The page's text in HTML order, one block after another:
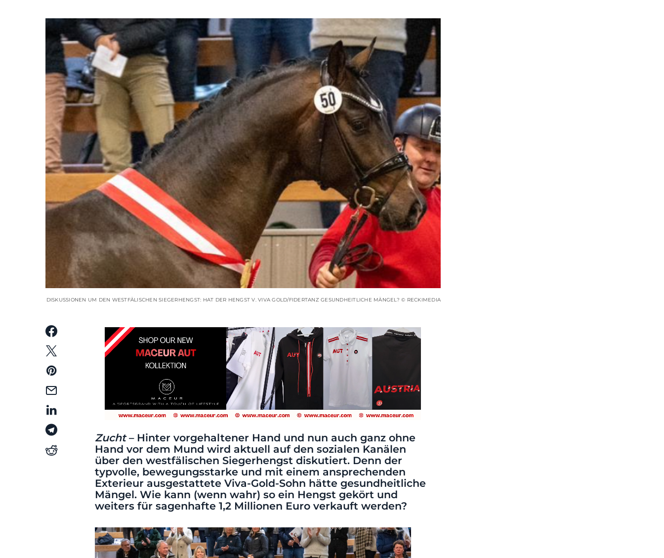
DISKUSSIONEN UM DEN WESTFÄLISCHEN SIEGERHENGST: HAT DER HENGST V. VIVA GOLD/FIDERTANZ GESUNDHEITLICHE MÄNGEL? © RECKIMEDIA
Zucht– Hinter vorgehaltener Hand und nun auch ganz ohne
Hand vor dem Mund wird aktuell auf den sozialen Kanälen
über den westfälischen Siegerhengst diskutiert. Denn der
typvolle, bewegungsstarke und mit einem ansprechenden
Exterieur ausgestattete Viva-Gold-Sohn hätte gesundheitliche
Mängel. Wie kann (wenn wahr) so ein Hengst gekört und
weiters für sagenhafte 1,2 Millionen Euro verkauft werden?